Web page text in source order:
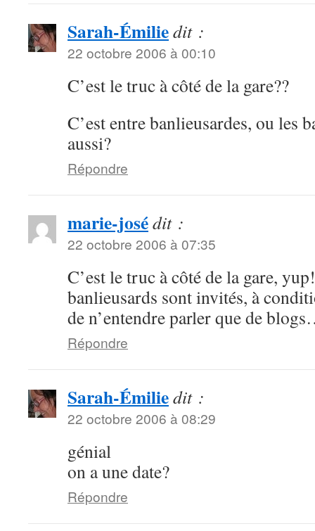
Sarah-Émiliedit :
22 octobre 2006 à 00:10
C’est le truc à côté de la gare??
C’est entre banlieusardes, ou les
aussi?
Répondre
marie-josédit :
22 octobre 2006 à 07:35
C’est le truc à côté de la gare,
banlieusards sont invités, à
de n’entendre parler que de
Répondre
Sarah-Émiliedit :
22 octobre 2006 à 08:29
génial
on a une date?
Répondre